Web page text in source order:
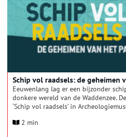
Schip vol raadsels: de geheimen
Eeuwenlang lag er een bijzonder
donkere wereld van de Waddenzee.
‘Schip vol raadsels’ in
scheepswrak dat bij toeval werd
2 min